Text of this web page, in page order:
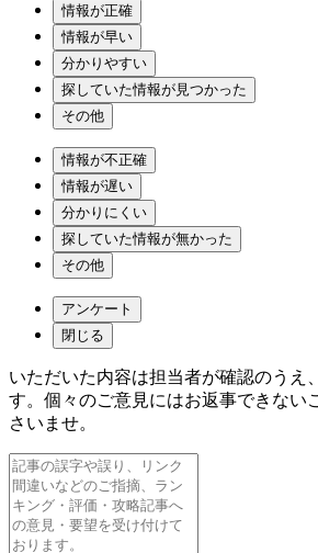
情報が正確
情報が早い
分かりやすい
探していた情報が見つかった
その他
情報が不正確
情報が遅い
分かりにくい
探していた情報が無かった
その他
アンケート
閉じる
いただいた内容は担当者が確認のうえ
す。個々のご意見にはお返事できない
さいませ。